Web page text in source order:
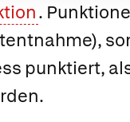
.
punktiert,